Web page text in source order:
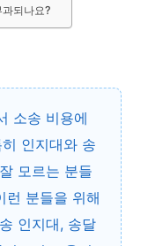
되나요?
소송 비용에
인지대와 송
모르는 분들
런 분들을 위해
인지대, 송달